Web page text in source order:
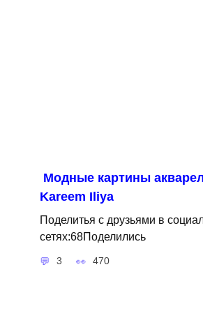
Модные картины
Kareem Iliya
Поделитья с друзьями в
сетях:68Поделились
3 470